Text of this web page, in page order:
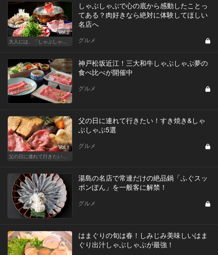
Vol.2
大人には、「しゃぶしゃぶ」が最近ちょうどいい
しゃぶしゃぶで心の底から感動したことっ
てある？肉好きなら絶対に体験してほしい
名店へ
グルメ
神戸松坂近江！三大和牛しゃぶしゃぶ夢の
食べ比べが開催中
グルメ
Vol.1
父の日に連れて行きたい お父さん受けが抜群に良い都内名店
父の日に連れて行きたい！すき焼き&しゃ
ぶしゃぶ5選
グルメ
湯島の名店で常連だけの絶品鍋「ふぐスッ
ポンぽん」を一般客に解禁！
グルメ
はまぐりの旬は春！しみじみ美味しいはま
ぐり出汁しゃぶしゃぶが最強！